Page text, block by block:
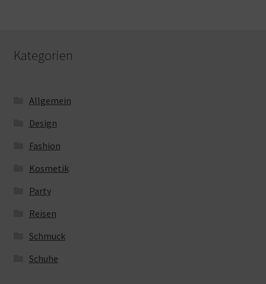
Kategorien
Allgemein
Design
Fashion
Kosmetik
Party
Reisen
Schmuck
Schuhe